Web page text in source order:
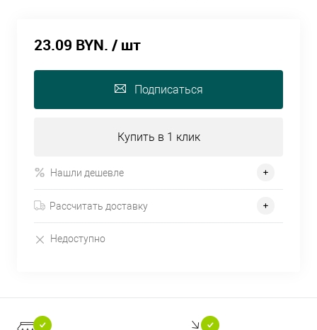
23.09 BYN. / шт
Подписаться
Купить в 1 клик
Нашли дешевле
Рассчитать доставку
Недоступно